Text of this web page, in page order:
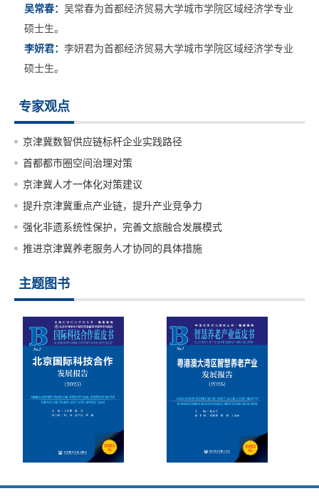
吴常春： 吴常春为首都经济贸易大学城市学院区域经济学专业
硕士生。
李妍君： 李妍君为首都经济贸易大学城市学院区域经济学专业
硕士生。
专家观点
京津冀数智供应链标杆企业实践路径
首都都市圈空间治理对策
京津冀人才一体化对策建议
提升京津冀重点产业链，提升产业竞争力
强化非遗系统性保护，完善文旅融合发展模式
推进京津冀养老服务人才协同的具体措施
主题图书